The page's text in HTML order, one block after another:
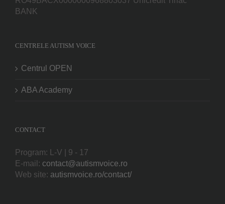
BANK
CENTRELE AUTISM VOICE
Centrul OPEN
ABA Academy
CONTACT
Program: L-V | 9 - 17
E-mail: contact@autismvoice.ro
Web site: autismvoice.ro/contact/